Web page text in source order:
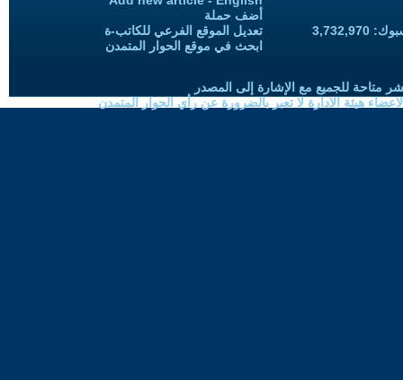
أضف حملة
تعديل الموقع الفرعي للكاتب-ة
ابحث في موقع الحوار المتمدن
متاحة للجميع مع الإشارة إلى المصدر
هيئة الادارة لا تعبر بالضرورة عن رأي الحوار المتمدن